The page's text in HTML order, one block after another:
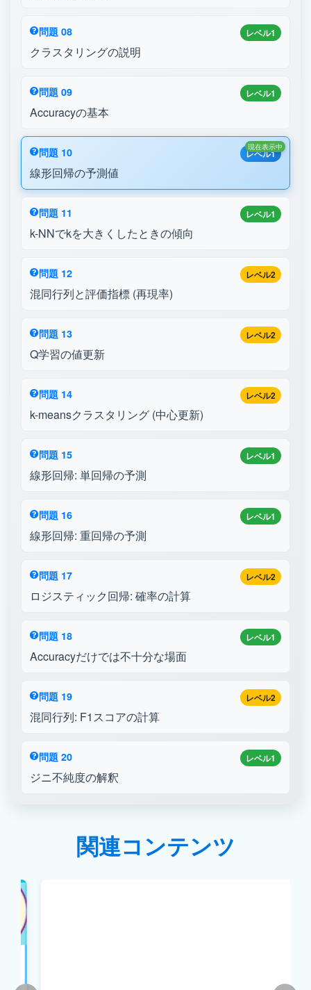
レベル1
問題 08
クラスタリングの説明
レベル1
問題 09
Accuracyの基本
レベル1
問題 10
線形回帰の予測値
現在表示中
レベル1
問題 11
k-NNでkを大きくしたときの傾向
レベル2
問題 12
混同行列と評価指標 (再現率)
レベル2
問題 13
Q学習の値更新
レベル2
問題 14
k-meansクラスタリング (中心更新)
レベル1
問題 15
線形回帰: 単回帰の予測
レベル1
問題 16
線形回帰: 重回帰の予測
レベル2
問題 17
ロジスティック回帰: 確率の計算
レベル1
問題 18
Accuracyだけでは不十分な場面
レベル2
問題 19
混同行列: F1スコアの計算
レベル1
問題 20
ジニ不純度の解釈
関連コンテンツ